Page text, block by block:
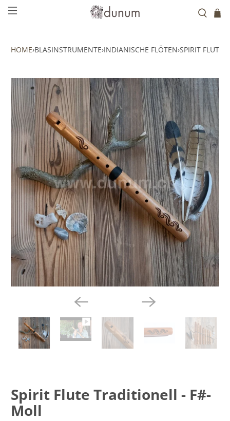
HOME›BLASINSTRUMENTE›INDIANISCHE FLÖTEN›SPIRIT FLUTE
Spirit Flute Traditionell - F#-
Moll